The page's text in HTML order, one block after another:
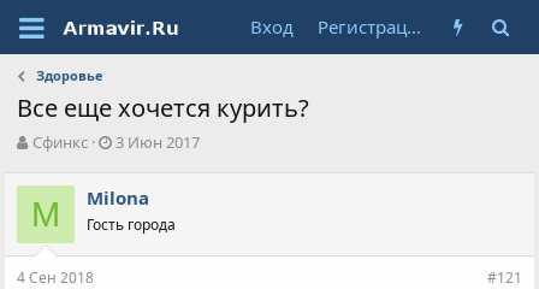
Вход Регистрация
Здоровье
Все еще хочется курить?
А
т
о
р
т
е
Сфинкс
Д
а
н
3 Июн 2017
M Milona
Гость города
4 Сен 2018 #121